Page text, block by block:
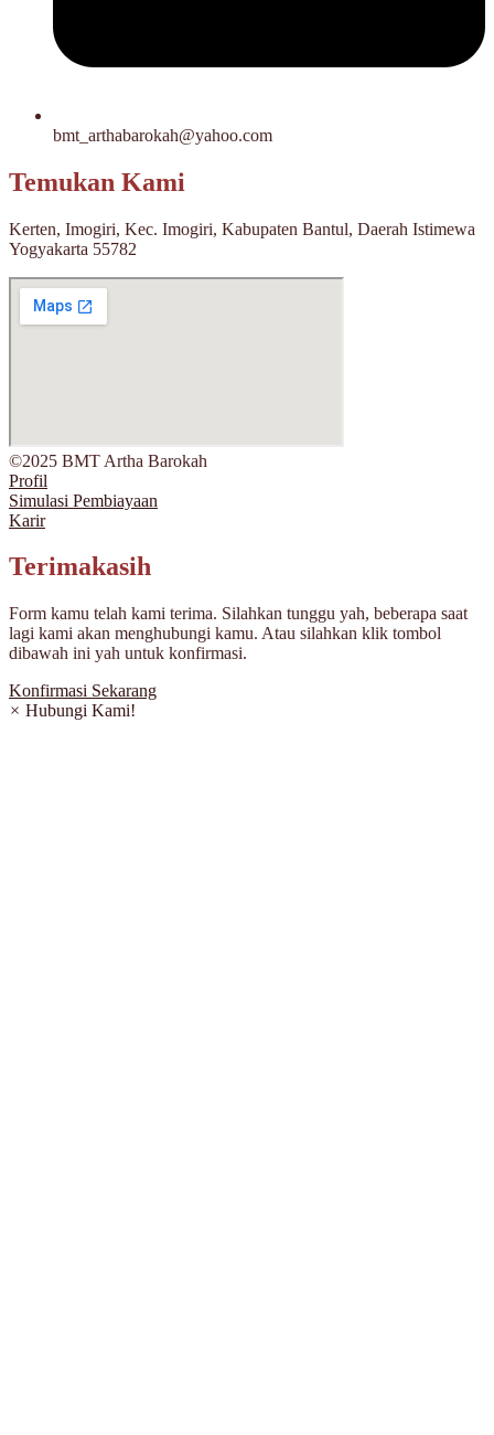
bmt_arthabarokah@yahoo.com
Temukan Kami
Kerten, Imogiri, Kec. Imogiri, Kabupaten Bantul, Daerah Istimewa
Yogyakarta 55782
©2025 BMT Artha Barokah
Profil
Simulasi Pembiayaan
Karir
Terimakasih
Form kamu telah kami terima. Silahkan tunggu yah, beberapa saat
lagi kami akan menghubungi kamu. Atau silahkan klik tombol
dibawah ini yah untuk konfirmasi.
Konfirmasi Sekarang
× Hubungi Kami!